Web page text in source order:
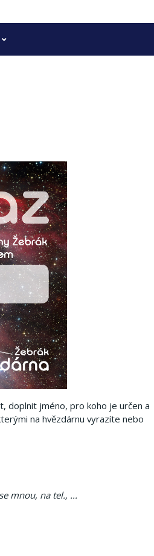
doplnit jméno, pro koho je určen a
na hvězdárnu vyrazíte nebo
mnou, na tel., ...